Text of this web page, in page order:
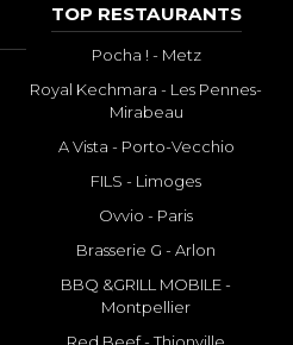
TOP RESTAURANTS
Pocha ! - Metz
Royal Kechmara - Les Pennes-
Mirabeau
A Vista - Porto-Vecchio
FILS - Limoges
Ovvio - Paris
Brasserie G - Arlon
BBQ &GRILL MOBILE -
Montpellier